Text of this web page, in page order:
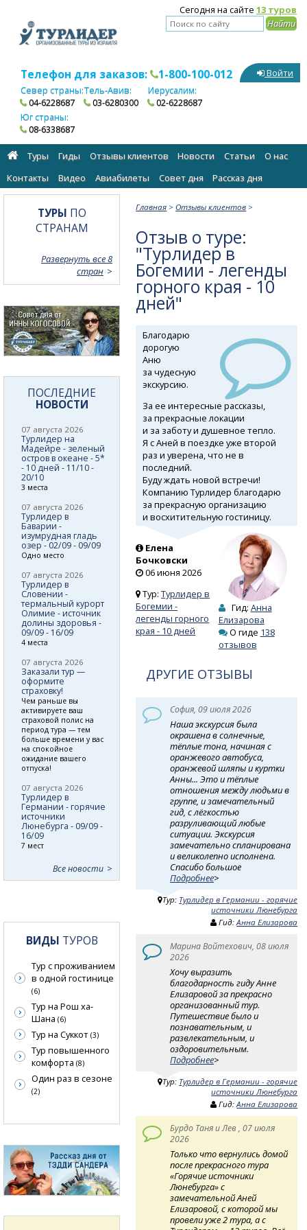
Сегодня на сайте 13 туров
Телефон для заказов: 1-800-100-012
Север страны:
04-6228687
Тель-Авив:
03-6280300
Иерусалим:
02-6228687
Юг страны:
08-6338687
Войти
Туры Гиды Отзывы клиентов Новости Статьи
О нас
Контакты
Видео Авиабилеты Cовет дня Рассказ дня
Главная > Отзывы клиентов >
Отзыв о туре:
"Турлидер в
Богемии - легенды
горного края - 10
дней"
Благодарю
дорогую
Аню
за чудесную
экскурсию.
За ее интересные рассказы,
за прекрасные локации
и за заботу и душевное тепло.
Я с Аней в поездке уже второй
раз и уверена, что не в
последний.
Буду ждать новой встречи!
Компанию Турлидер благодарю
за прекрасную организацию
и восхитительную гостиницу.
Елена
Бочковски
06 июня 2026
Тур:Турлидер в
Богемии -
легенды горного
края - 10 дней
Гид: Анна
Елизарова
О гиде 138
отзывов
ДРУГИЕ ОТЗЫВЫ
София, 09 июля 2026
Наша экскурсия была
окрашена в солнечные,
тёплые тона, начиная с
оранжевого автобуса,
оранжевой шляпы и куртки
Анны... Это и тёплые
отношения между людьми в
группе, и замечательный
гид, с лёгкостью
разруливающий любые
ситуации. Экскурсия
замечательно спланирована
и великолепно исполнена.
Спасибо большое
Подробнее>
Тур: Турлидер в Германии - горячие
источники Люнебурга
Гид:Анна Елизарова
Марина Войтехович, 08 июля
2026
Хочу выразить
благодарность гиду Анне
Елизаровой за прекрасно
организованный тур.
Путешествие было и
познавательным, и
развлекательным, и
оздоровительным.
Подробнее>
Тур: Турлидер в Германии - горячие
источники Люнебурга
Гид:Анна Елизарова
Бурдо Таня и Лев , 07 июля
2026
Только что вернулись домой
после прекрасного тура
«Горячие источники
Люнебурга» с
замечательной Аней
Елизаровой, с которой мы
провели уже 2 тура, а с
ТУРЫ ПО
СТРАНАМ
Развернуть все 8
стран
ПОСЛЕДНИЕ
НОВОСТИ
07 августа 2026
Турлидер на
Мадейре - зеленый
остров в океане - 5*
- 10 дней - 11/10 -
20/10
3 места
07 августа 2026
Турлидер в
Баварии -
изумрудная гладь
озер - 02/09 - 09/09
Одно место
07 августа 2026
Турлидер в
Словении -
термальный курорт
Олимие - источник
долины здоровья -
09/09 - 16/09
4 места
07 августа 2026
Заказали тур —
оформите
страховку!
Чем раньше вы
активируете ваш
страховой полис на
период тура — тем
больше времени у вас
на спокойное
ожидание вашего
отпуска!
07 августа 2026
Турлидер в
Германии - горячие
источники
Люнебурга - 09/09 -
16/09
7 мест
Все новости
ВИДЫ ТУРОВ
Тур с проживанием
в одной гостинице
(6)
Тур на Рош ха-
Шана (6)
Тур на Суккот (3)
Тур повышенного
комфорта (8)
Один раз в сезоне
(2)